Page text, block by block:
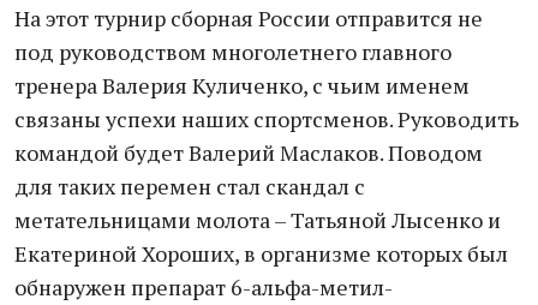
На этот турнир сборная России отправится не
под руководством многолетнего главного
тренера Валерия Куличенко, с чьим именем
связаны успехи наших спортсменов. Руководить
командой будет Валерий Маслаков. Поводом
для таких перемен стал скандал с
метательницами молота – Татьяной Лысенко и
Екатериной Хороших, в организме которых был
обнаружен препарат 6-альфа-метил-